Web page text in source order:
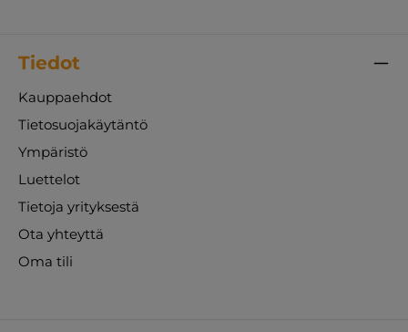
Tiedot
Kauppaehdot
Tietosuojakäytäntö
Ympäristö
Luettelot
Tietoja yrityksestä
Ota yhteyttä
Oma tili